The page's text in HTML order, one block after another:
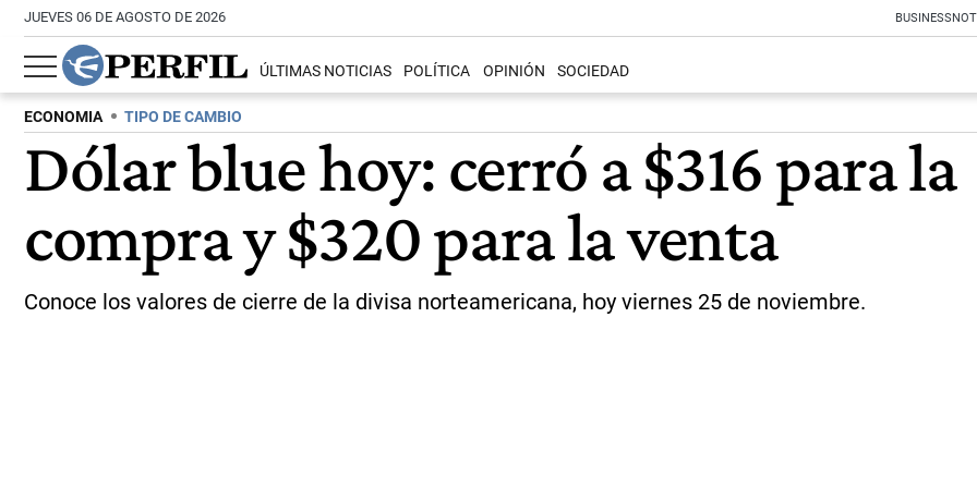
JUEVES 06 DE AGOSTO DE 2026 BUSINESS
ÚLTIMAS NOTICIAS POLÍTICA OPINIÓN SOCIEDAD
ECONOMIA TIPO DE CAMBIO
Dólar blue hoy: cerró a $316 para la
compra y $320 para la venta
Conoce los valores de cierre de la divisa norteamericana, hoy viernes 25 de noviembre.